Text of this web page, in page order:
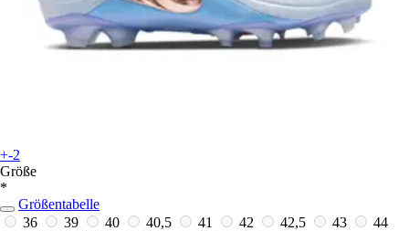
+-2
Größe
*
Größentabelle
36
39 40 40,5 41 42 42,5 43
44